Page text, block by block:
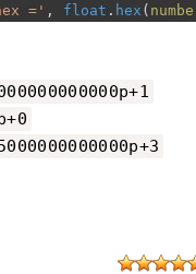
=' , float . hex (